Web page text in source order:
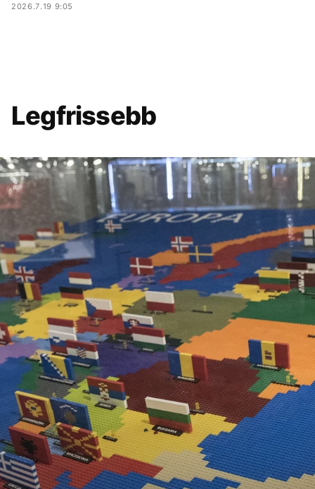
2026.7.19 9:05
Legfrissebb